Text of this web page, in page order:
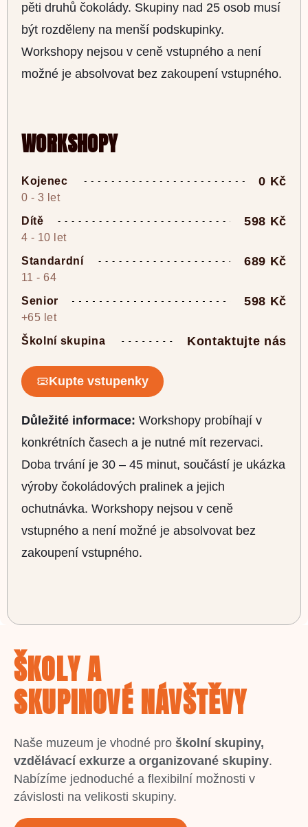
pěti druhů čokolády. Skupiny nad 25 osob musí
být rozděleny na menší podskupinky.
Workshopy nejsou v ceně vstupného a není
možné je absolvovat bez zakoupení vstupného.
WORKSHOPY
Kojenec 0 Kč
0 - 3 let
Dítě
598 Kč
4 - 10 let
Standardní
689 Kč
11 - 64
Senior
598 Kč
+65 let
Školní skupina
Kontaktujte nás
Kupte vstupenky
Důležité informace: Workshopy probíhají v
konkrétních časech a je nutné mít rezervaci.
Doba trvání je 30 – 45 minut, součástí je ukázka
výroby čokoládových pralinek a jejich
ochutnávka. Workshopy nejsou v ceně
vstupného a není možné je absolvovat bez
zakoupení vstupného.
ŠKOLY A
SKUPINOVÉ NÁVŠTĚVY
Naše muzeum je vhodné pro školní skupiny,
vzdělávací exkurze a organizované skupiny.
Nabízíme jednoduché a flexibilní možnosti v
závislosti na velikosti skupiny.